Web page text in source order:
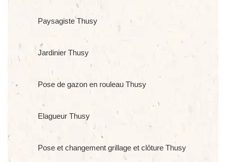
Paysagiste Thusy
Jardinier Thusy
Pose de gazon en rouleau Thusy
Elagueur Thusy
Pose et changement grillage et clôture Thusy